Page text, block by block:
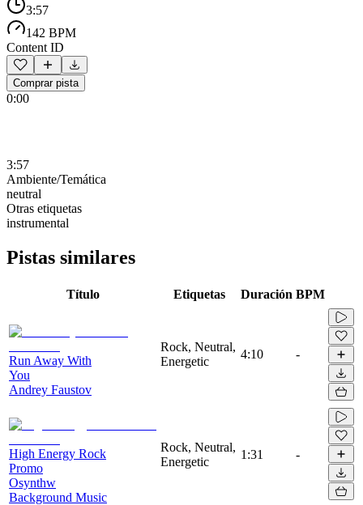
3:57
142 BPM
Content ID
Comprar pista
0:00
3:57
Ambiente/Temática
neutral
Otras etiquetas
instrumental
Pistas similares
Título Etiquetas Duración BPM
Run Away With
You
Andrey Faustov
Rock, Neutral,
Energetic
4:10 -
High Energy Rock
Promo
Osynthw
Background Music
Rock, Neutral,
Energetic
1:31 -